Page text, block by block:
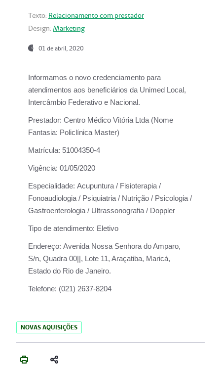
Texto: Relacionamento com prestador
Design: Marketing
01 de abril, 2020
Informamos o novo credenciamento para
atendimentos aos beneficiários da Unimed Local,
Intercâmbio Federativo e Nacional.
Prestador: Centro Médico Vitória Ltda (Nome
Fantasia: Policlínica Master)
Matrícula: 51004350-4
Vigência: 01/05/2020
Especialidade: Acupuntura / Fisioterapia /
Fonoaudiologia / Psiquiatria / Nutrição / Psicologia /
Gastroenterologia / Ultrassonografia / Doppler
Tipo de atendimento: Eletivo
Endereço: Avenida Nossa Senhora do Amparo,
S/n, Quadra 00||, Lote 11, Araçatiba, Maricá,
Estado do Rio de Janeiro.
Telefone: (021) 2637-8204
NOVAS AQUISIÇÕES